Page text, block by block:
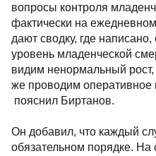
вопросы контроля
фактически на
дают сводку, где
уровень младенческой
видим ненормальный
же проводим оперативное
пояснил Биртанов.
Он добавил, что каждый
обязательном порядке. На